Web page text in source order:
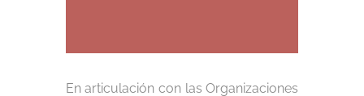
En articulación con las Organizaciones